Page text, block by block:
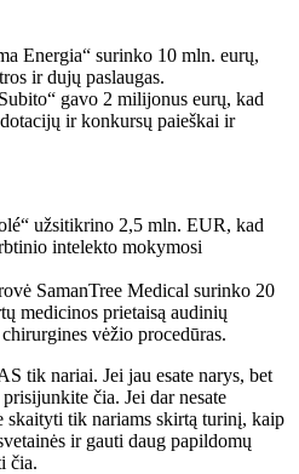
Energia“ surinko 10 mln. eurų,
ir dujų paslaugas.
gavo 2 milijonus eurų, kad
ir konkursų paieškai ir
užsitikrino 2,5 mln. EUR, kad
intelekto mokymosi
SamanTree Medical surinko 20
medicinos prietaisą audinių
vėžio procedūras.
tik nariai. Jei jau esate narys, bet
prisijunkite čia. Jei dar nesate
tik nariams skirtą turinį, kaip
ir gauti daug papildomų
čia.